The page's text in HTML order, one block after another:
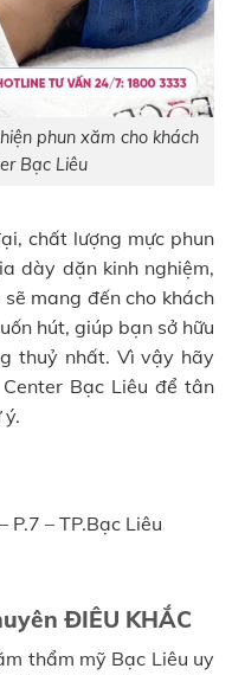
phun xăm cho khách
Bạc Liêu
chất lượng mực phun
dày dặn kinh nghiệm,
mang đến cho khách
hút, giúp bạn sở hữu
thuỷ nhất. Vì vậy hãy
Bạc Liêu để tân
– TP.Bạc Liêu
ĐIÊU KHẮC
thẩm mỹ Bạc Liêu uy